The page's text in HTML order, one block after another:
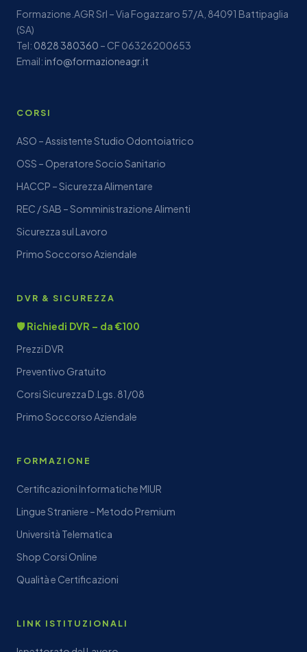
Formazione.AGR Srl – Via Fogazzaro 57/A, 84091 Battipaglia
(SA)
Tel: 0828 380360 – CF 06326200653
Email: info@formazioneagr.it
CORSI
ASO – Assistente Studio Odontoiatrico
OSS – Operatore Socio Sanitario
HACCP – Sicurezza Alimentare
REC / SAB – Somministrazione Alimenti
Sicurezza sul Lavoro
Primo Soccorso Aziendale
DVR & SICUREZZA
🛡️ Richiedi DVR – da €100
Prezzi DVR
Preventivo Gratuito
Corsi Sicurezza D.Lgs. 81/08
Primo Soccorso Aziendale
FORMAZIONE
Certificazioni Informatiche MIUR
Lingue Straniere – Metodo Premium
Università Telematica
Shop Corsi Online
Qualità e Certificazioni
LINK ISTITUZIONALI